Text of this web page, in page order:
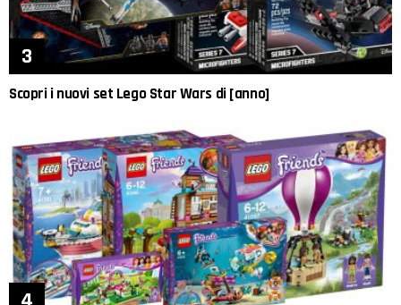
Scopri i nuovi set Lego Star Wars di [anno]